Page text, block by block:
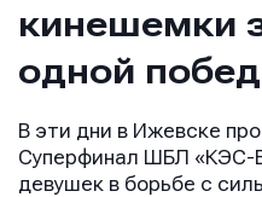
кинешемки
одной
В эти дни в Ижевске
Суперфинал ШБЛ «КЭС-
девушек в борьбе с